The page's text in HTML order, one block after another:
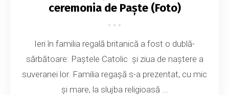
ceremonia de Paște (Foto)
Ieri în familia regală britanică a fost o dublă-
sărbătoare: Paştele Catolic şi ziua de naştere a
suveranei lor. Familia regașă s-a prezentat, cu mic
şi mare, la slujba religioasă ...